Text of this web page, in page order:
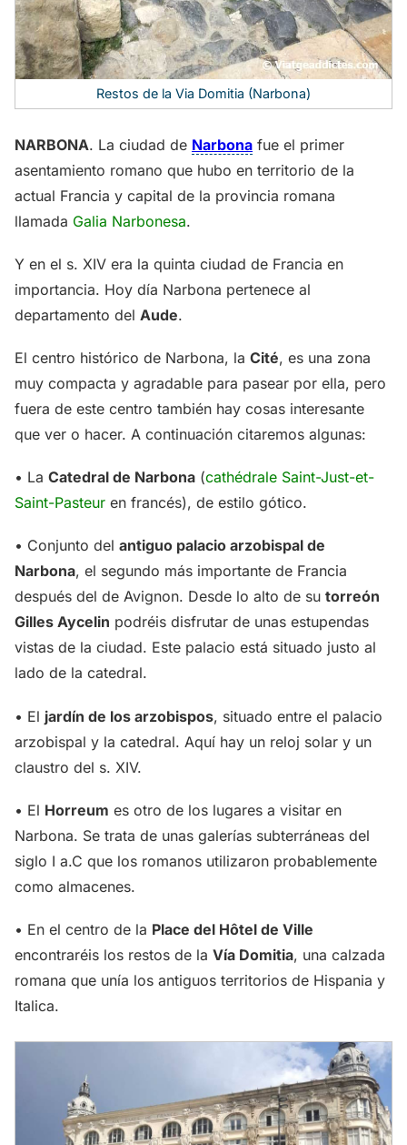
Restos de la Via Domitia (Narbona)
NARBONA. La ciudad de Narbona fue el primer
asentamiento romano que hubo en territorio de la
actual Francia y capital de la provincia romana
llamada Galia Narbonesa.
Y en el s. XIV era la quinta ciudad de Francia en
importancia. Hoy día Narbona pertenece al
departamento del Aude.
El centro histórico de Narbona, la Cité, es una zona
muy compacta y agradable para pasear por ella, pero
fuera de este centro también hay cosas interesante
que ver o hacer. A continuación citaremos algunas:
• La Catedral de Narbona (cathédrale Saint-Just-et-
Saint-Pasteur en francés), de estilo gótico.
• Conjunto del antiguo palacio arzobispal de
Narbona, el segundo más importante de Francia
después del de Avignon. Desde lo alto de su torreón
Gilles Aycelin podréis disfrutar de unas estupendas
vistas de la ciudad. Este palacio está situado justo al
lado de la catedral.
• El jardín de los arzobispos, situado entre el palacio
arzobispal y la catedral. Aquí hay un reloj solar y un
claustro del s. XIV.
• El Horreum es otro de los lugares a visitar en
Narbona. Se trata de unas galerías subterráneas del
siglo I a.C que los romanos utilizaron probablemente
como almacenes.
• En el centro de la Place del Hôtel de Ville
encontraréis los restos de la Vía Domitia, una calzada
romana que unía los antiguos territorios de Hispania y
Italica.